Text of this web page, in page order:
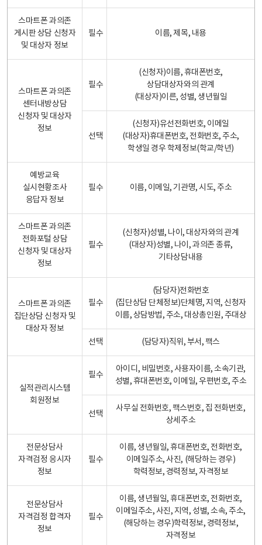
스마트폰 과의존
게시판 상담 신청자
및 대상자 정보
필수 이름, 제목, 내용
스마트폰 과의존
센터내방상담
신청자 및 대상자
정보
필수
(신청자)이름, 휴대폰번호,
상담대상자와의 관계
(대상자)이른, 성별, 생년월일
선택
(신청자)유선전화번호, 이메일
(대상자)휴대폰번호, 전화번호, 주소,
학생일 경우 학제정보(학교/학년)
예방교육
실시현황조사
응답자 정보
필수 이름, 이메일, 기관명, 시도, 주소
스마트폰 과의존
전화포털 상담
신청자 및 대상자
정보
필수
(신청자)성별, 나이, 대상자와의 관계
(대상자)성별, 나이, 과의존 종류,
기타상담내용
스마트폰 과의존
집단상담 신청자 및
대상자 정보
필수
(담당자)전화번호
(집단상담 단체정보)단체명, 지역, 신청자
이름, 상담방법, 주소, 대상총인원, 주대상
선택 (담당자)직위, 부서, 팩스
실적관리시스템
회원정보
필수
아이디, 비밀번호, 사용자이름, 소속기관,
성별, 휴대폰번호, 이메일, 우편번호, 주소
선택
사무실 전화번호, 팩스번호, 집 전화번호,
상세주소
전문상담사
자격검정 응시자
정보
필수
이름, 생년월일, 휴대폰번호, 전화번호,
이메일주소, 사진, (해당하는 경우)
학력정보, 경력정보, 자격정보
전문상담사
자격검정 합격자
정보
필수
이름, 생년월일, 휴대폰번호, 전화번호,
이메일주소, 사진, 지역, 성별, 소속, 주소,
(해당하는 경우)학력정보, 경력정보,
자격정보